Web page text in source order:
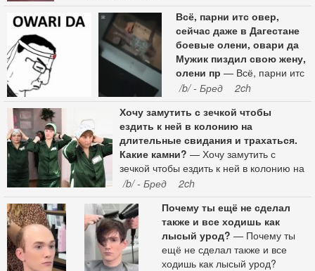
харкнула мне таким образом
Я ей еще скинул потом
новость про убийство
младенца. Она заходит и не
читает. Вижу, что онлайн
была недавно
Всё, парни итс овер,
сейчас даже в Дагестане
боевые олени, овари да
Мужик пиздил свою жену,
олени пр — Всё, парни итс
овер, сейчас даже в
Дагестане боевые олени,
овари да Мужик пиздил
свою жену, олени
прибежали выломали дверь
и начали своего теснить
/b/ - Бред
2ch
Хочу замутить с зечкой чтобы
ездить к ней в колонию на
длительные свидания и трахаться.
Какие камни? — Хочу замутить с
зечкой чтобы ездить к ней в колонию на
длительные свидания и трахаться.
Какие камни? Буду честно ждать ее,
возить передачки.
/b/ - Бред
2ch
Почему ты ещё не сделал
также и все ходишь как
лысый урод? — Почему ты
ещё не сделал также и все
ходишь как лысый урод?